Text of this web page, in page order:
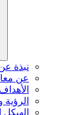
نبذة
عن